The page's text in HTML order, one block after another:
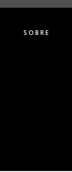
SOBRE